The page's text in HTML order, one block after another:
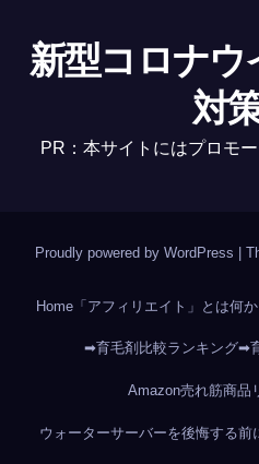
新型コロナウ
対
PR：本サイトにはプロモ
Proudly powered by WordPress
Home「アフィリエイト」とは何か
➡育毛剤比較ランキング➡
Amazon売れ筋商品
ウォーターサーバーを後悔する前